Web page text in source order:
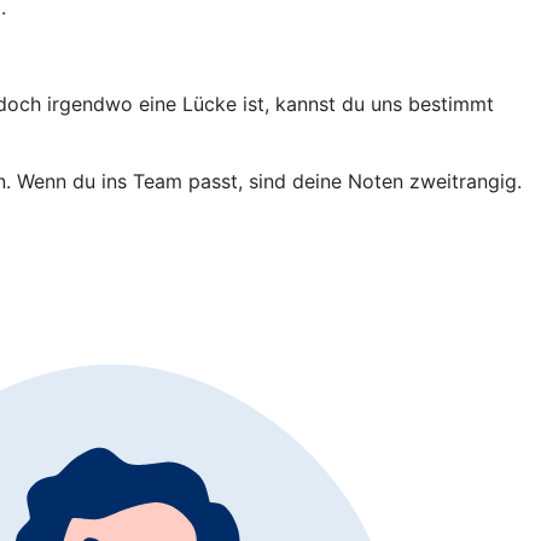
irgendwo eine Lücke ist, kannst du uns bestimmt
du ins Team passt, sind deine Noten zweitrangig.